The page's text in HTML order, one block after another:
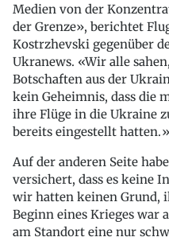
Medien von der
der Grenze», berichtet
Kostrzhevski gegenüber
Ukranews. «Wir alle
Botschaften aus der
kein Geheimnis, dass die
ihre Flüge in die Ukraine
bereits eingestellt hatten.»
Auf der anderen Seite
versichert, dass es keine
wir hatten keinen Grund,
Beginn eines Krieges war
am Standort eine nur